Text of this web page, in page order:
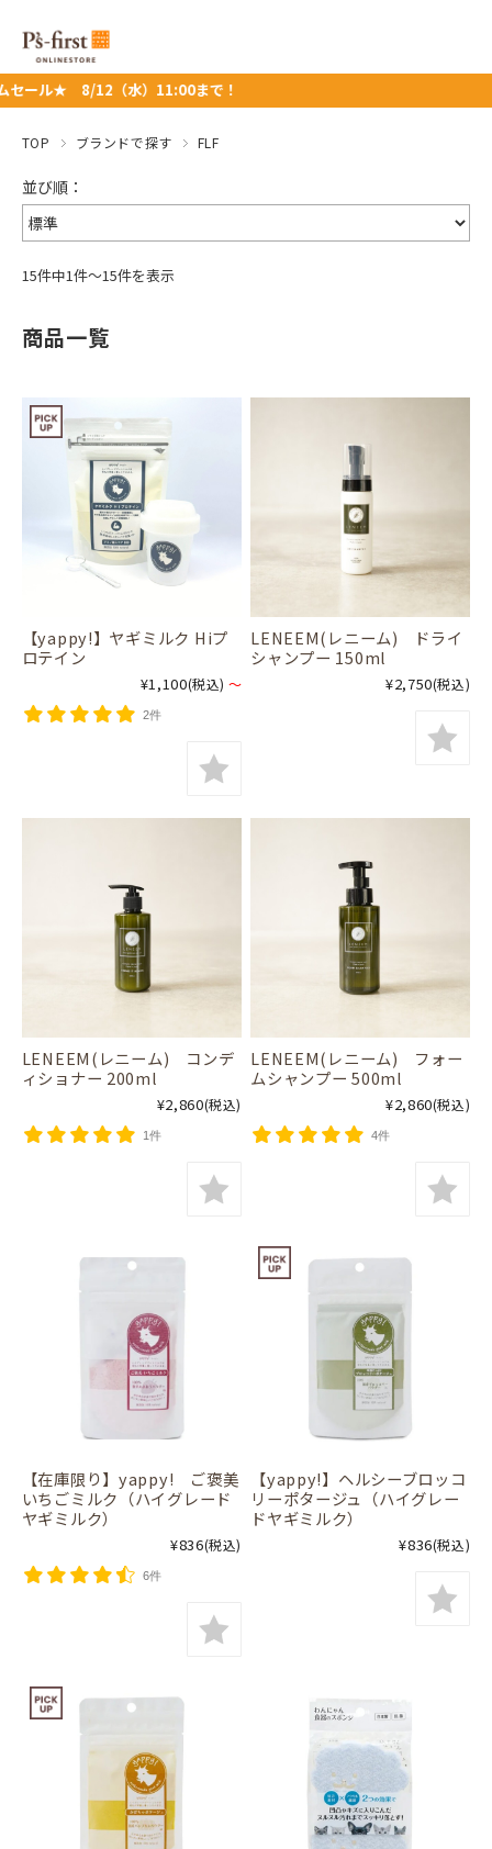
★ 8/12（水）11:00まで！
TOP ブランドで探す FLF
15件中1件～15件を表示
商品一覧
【yappy!】ヤギミルク Hiプ
ロテイン
¥1,100(税込) ～
2件
LENEEM(レニーム) ドライ
シャンプー 150ml
¥2,750(税込)
LENEEM(レニーム) コンデ
ィショナー 200ml
¥2,860(税込)
1件
LENEEM(レニーム) フォー
ムシャンプー 500ml
¥2,860(税込)
4件
【在庫限り】yappy! ご褒美
いちごミルク（ハイグレード
ヤギミルク）
¥836(税込)
6件
【yappy!】ヘルシーブロッコ
リーポタージュ（ハイグレー
ドヤギミルク）
¥836(税込)